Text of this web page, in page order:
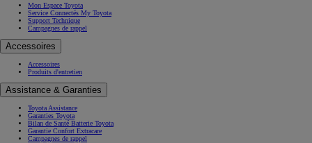
Mon Espace Toyota
Service Connectés My Toyota
Support Technique
Campagnes de rappel
Accessoires
Accessoires
Produits d'entretien
Assistance & Garanties
Toyota Assistance
Garanties Toyota
Bilan de Santé Batterie Toyota
Garantie Confort Extracare
Campagnes de rappel